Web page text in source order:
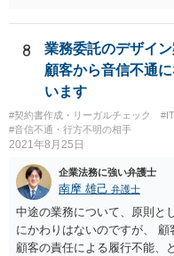
も、その指定商品・指定役務
て、審判を請求することが
商標を有する企業から対象
す。 いずれにしても、詳し
われますので、一度、商標権
上、今後の方針の検討をなさ
8
業務委託のデザイ
顧客から音信不通
います
#契約書作成・リーガルチェック
#音信不通・行方不明の相手
2021年8月25日
企業法務に強い弁護士
南摩 雄己 弁護士
中途の業務について、原則と
にかわりはないのですが、 顧
顧客の責任による履行不能、